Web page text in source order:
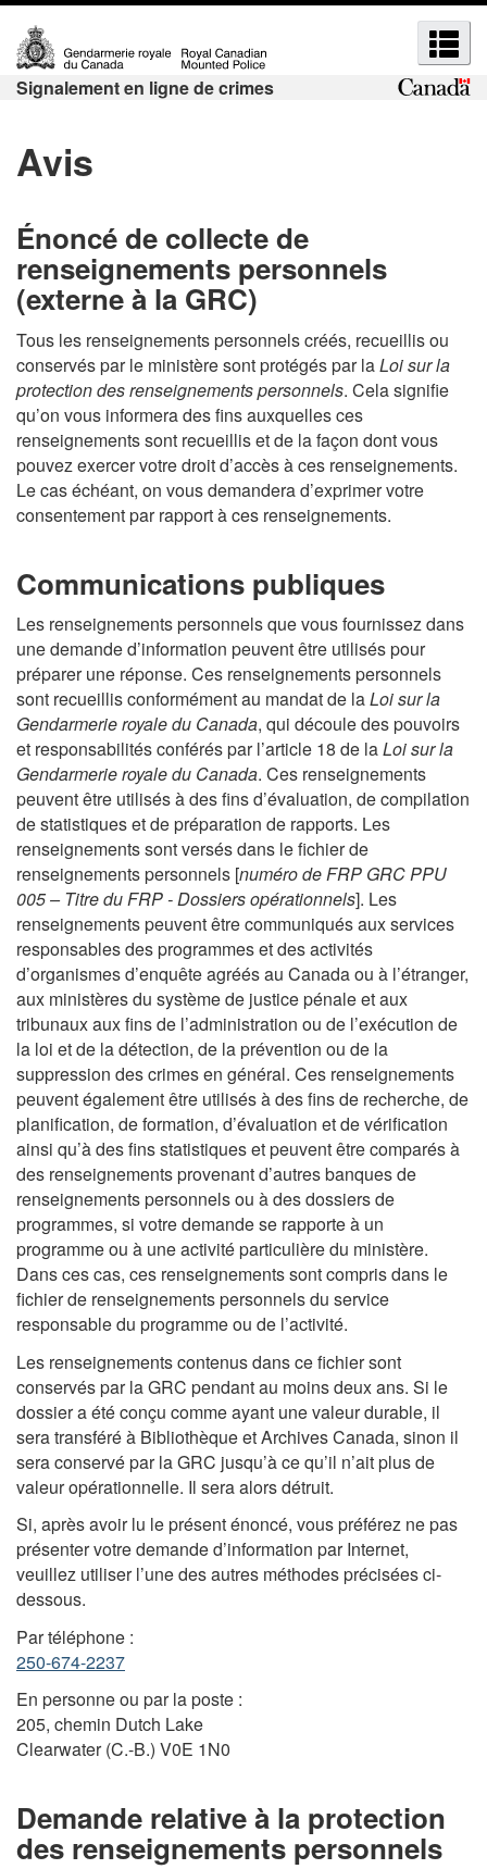
a
s
c
o
n
t
n
u
p
r
i
n
c
i
a
a
s
a
v
e
r
i
o
n
H
T
M
L
s
m
p
l
i
f
i
é
e
R
e
c
e
c
Signalement en ligne de crimes
Avis
Énoncé de collecte de
renseignements personnels
(externe à la GRC)
Tous les renseignements personnels créés, recueillis ou
conservés par le ministère sont protégés par laLoi sur la
protection des renseignements personnels. Cela signifie
qu’on vous informera des fins auxquelles ces
renseignements sont recueillis et de la façon dont vous
pouvez exercer votre droit d’accès à ces renseignements.
Le cas échéant, on vous demandera d’exprimer votre
consentement par rapport à ces renseignements.
Communications publiques
Les renseignements personnels que vous fournissez dans
une demande d’information peuvent être utilisés pour
préparer une réponse. Ces renseignements personnels
sont recueillis conformément au mandat de laLoi sur la
Gendarmerie royale du Canada, qui découle des pouvoirs
et responsabilités conférés par l’article 18 de laLoi sur la
Gendarmerie royale du Canada. Ces renseignements
peuvent être utilisés à des fins d’évaluation, de compilation
de statistiques et de préparation de rapports. Les
renseignements sont versés dans le fichier de
renseignements personnels [numéro de FRP GRC PPU
005 – Titre du FRP - Dossiers opérationnels]. Les
renseignements peuvent être communiqués aux services
responsables des programmes et des activités
d’organismes d’enquête agréés au Canada ou à l’étranger,
aux ministères du système de justice pénale et aux
tribunaux aux fins de l’administration ou de l’exécution de
la loi et de la détection, de la prévention ou de la
suppression des crimes en général. Ces renseignements
peuvent également être utilisés à des fins de recherche, de
planification, de formation, d’évaluation et de vérification
ainsi qu’à des fins statistiques et peuvent être comparés à
des renseignements provenant d’autres banques de
renseignements personnels ou à des dossiers de
programmes, si votre demande se rapporte à un
programme ou à une activité particulière du ministère.
Dans ces cas, ces renseignements sont compris dans le
fichier de renseignements personnels du service
responsable du programme ou de l’activité.
Les renseignements contenus dans ce fichier sont
conservés par la GRC pendant au moins deux ans. Si le
dossier a été conçu comme ayant une valeur durable, il
sera transféré à Bibliothèque et Archives Canada, sinon il
sera conservé par la GRC jusqu’à ce qu’il n’ait plus de
valeur opérationnelle. Il sera alors détruit.
Si, après avoir lu le présent énoncé, vous préférez ne pas
présenter votre demande d’information par Internet,
veuillez utiliser l’une des autres méthodes précisées ci-
dessous.
Par téléphone :
250-674-2237
En personne ou par la poste :
205, chemin Dutch Lake
Clearwater (C.-B.) V0E 1N0
Demande relative à la protection
des renseignements personnels